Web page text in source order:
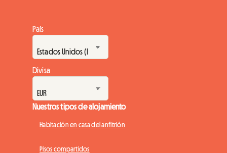
País
Divisa
Nuestros tipos de alojamiento
Habitación en casa del anfitrión
Pisos compartidos